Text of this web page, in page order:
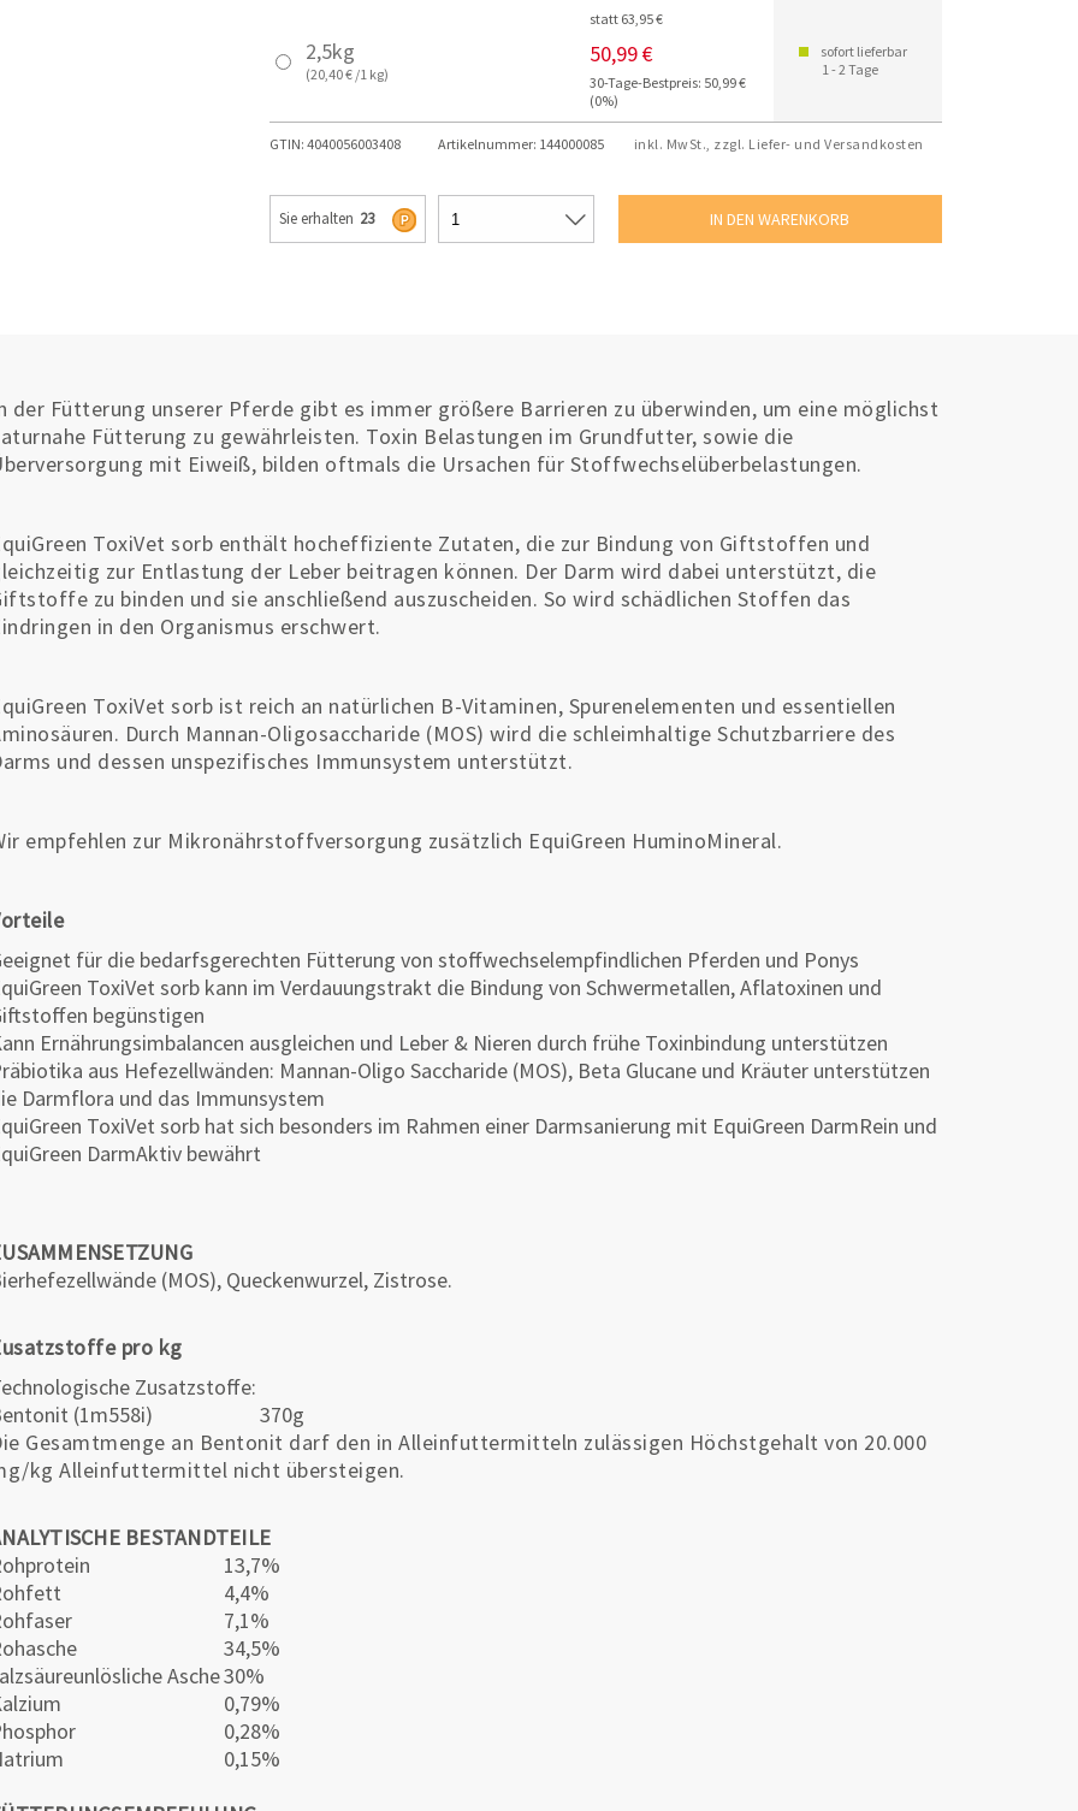
2,5kg
(20,40 € /1 kg)
statt 63,95 €
50,99 €
30-Tage-Bestpreis: 50,99 €
(0%)
sofort lieferbar
1 - 2 Tage
GTIN: 4040056003408 Artikelnummer: 144000085 inkl. MwSt., zzgl. Liefer- und Versandkosten
Sie erhalten 23
der Fütterung unserer Pferde gibt es immer größere Barrieren zu überwinden, um eine möglichst
Fütterung zu gewährleisten. Toxin Belastungen im Grundfutter, sowie die
mit Eiweiß, bilden oftmals die Ursachen für Stoffwechselüberbelastungen.
ToxiVet sorb enthält hocheffiziente Zutaten, die zur Bindung von Giftstoffen und
zur Entlastung der Leber beitragen können. Der Darm wird dabei unterstützt, die
zu binden und sie anschließend auszuscheiden. So wird schädlichen Stoffen das
in den Organismus erschwert.
ToxiVet sorb ist reich an natürlichen B-Vitaminen, Spurenelementen und essentiellen
Durch Mannan-Oligosaccharide (MOS) wird die schleimhaltige Schutzbarriere des
und dessen unspezifisches Immunsystem unterstützt.
empfehlen zur Mikronährstoffversorgung zusätzlich EquiGreen HuminoMineral.
für die bedarfsgerechten Fütterung von stoffwechselempfindlichen Pferden und Ponys
ToxiVet sorb kann im Verdauungstrakt die Bindung von Schwermetallen, Aflatoxinen und
begünstigen
Ernährungsimbalancen ausgleichen und Leber & Nieren durch frühe Toxinbindung unterstützen
aus Hefezellwänden: Mannan-Oligo Saccharide (MOS), Beta Glucane und Kräuter unterstützen
Darmflora und das Immunsystem
ToxiVet sorb hat sich besonders im Rahmen einer Darmsanierung mit EquiGreen DarmRein und
DarmAktiv bewährt
(MOS), Queckenwurzel, Zistrose.
pro kg
Zusatzstoffe:
(1m558i)
370g
Gesamtmenge an Bentonit darf den in Alleinfuttermitteln zulässigen Höchstgehalt von 20.000
kg Alleinfuttermittel nicht übersteigen.
BESTANDTEILE
13,7%
4,4%
7,1%
34,5%
Asche30%
0,79%
0,28%
0,15%